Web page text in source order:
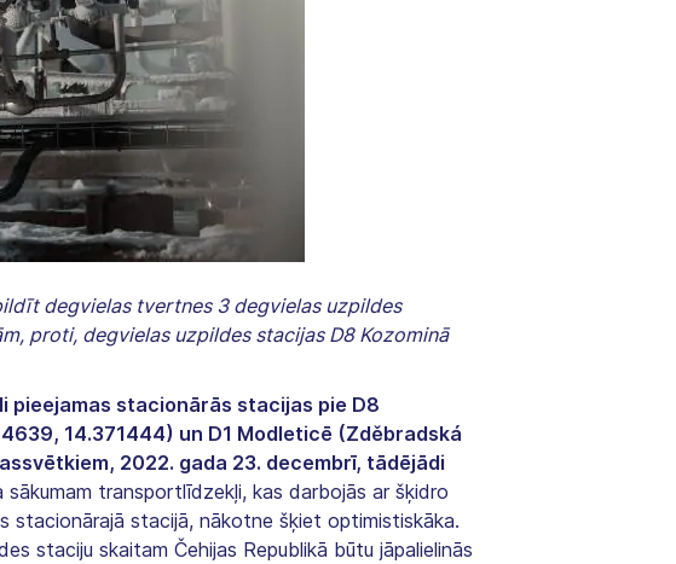
degvielas tvertnes 3 degvielas uzpildes
proti, degvielas uzpildes stacijas D8 Kozominā
pieejamas stacionārās stacijas pie D8
14.371444) un D1 Modleticē (Zděbradská
2022. gada 23. decembrī, tādējādi
sākumam transportlīdzekļi, kas darbojās ar šķidro
stacionārajā stacijā, nākotne šķiet optimistiskāka.
staciju skaitam Čehijas Republikā būtu jāpalielinās